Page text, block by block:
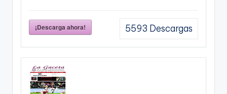
¡Descarga ahora! 5593 Descargas